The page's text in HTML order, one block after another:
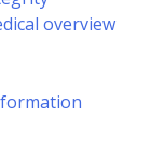
overview